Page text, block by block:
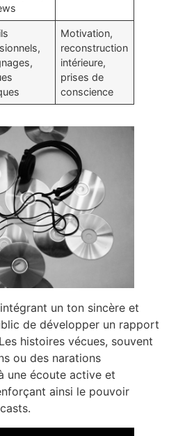
Motivation,
reconstruction
intérieure,
prises de
conscience
un ton sincère et
de développer un rapport
histoires vécues, souvent
ou des narations
une écoute active et
ainsi le pouvoir